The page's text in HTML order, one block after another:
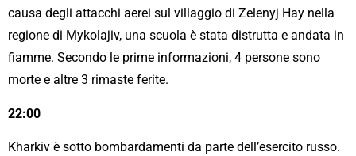
causa degli attacchi aerei sul villaggio di Zelenyj Hay nella
regione di Mykolajiv, una scuola è stata distrutta e andata in
fiamme. Secondo le prime informazioni, 4 persone sono
morte e altre 3 rimaste ferite.
22:00
Kharkiv è sotto bombardamenti da parte dell’esercito russo.